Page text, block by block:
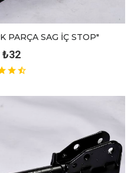
PARÇA SAG İÇ STOP"
₺32